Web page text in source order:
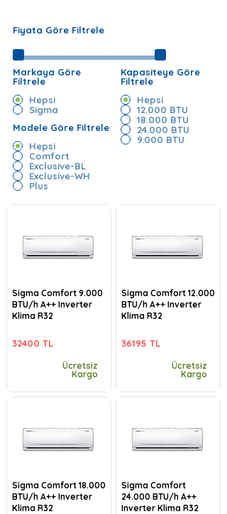
Fiyata Göre Filtrele
Markaya Göre
Filtrele
Hepsi
Sigma
Modele Göre Filtrele
Hepsi
Comfort
Exclusive-BL
Exclusive-WH
Plus
Kapasiteye Göre
Filtrele
Hepsi
12.000 BTU
18.000 BTU
24.000 BTU
9.000 BTU
Sigma Comfort 9.000
BTU/h A++ Inverter
Klima R32
32400 TL
Ücretsiz
Kargo
Sigma Comfort 18.000
BTU/h A++ Inverter
Klima R32
Sigma Comfort 12.000
BTU/h A++ Inverter
Klima R32
36195 TL
Ücretsiz
Kargo
Sigma Comfort
24.000 BTU/h A++
Inverter Klima R32